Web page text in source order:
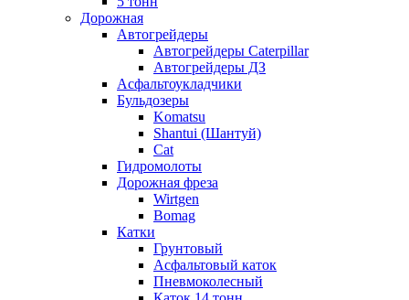
Дорожная
Автогрейдеры
Автогрейдеры Caterpillar
Автогрейдеры ДЗ
Асфальтоукладчики
Бульдозеры
Komatsu
Shantui (Шантуй)
Cat
Гидромолоты
Дорожная фреза
Wirtgen
Bomag
Катки
Грунтовый
Асфальтовый каток
Пневмоколесный